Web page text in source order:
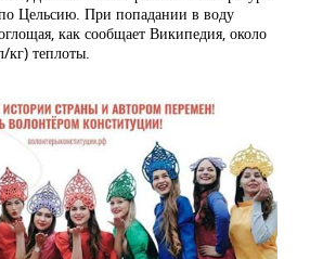
Цельсию. При попадании в воду
как сообщает Википедия, около
теплоты.